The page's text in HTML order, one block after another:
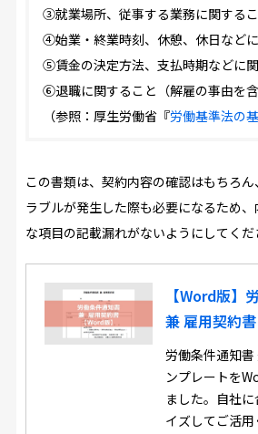
③就業場所、従事する業務に関する
④始業・終業時刻、休憩、休日など
⑤賃金の決定方法、支払時期などに
⑥退職に関すること（解雇の事由を含
（参照：厚生労働省『労働基準法の
この書類は、契約内容の確認はもちろ
ラブルが発生した際も必要になるため
な項目の記載漏れがないようにしてくだ
【Word版】
兼 雇用契約書
労働条件通知
ンプレートを
ました。自社
イズしてご活用